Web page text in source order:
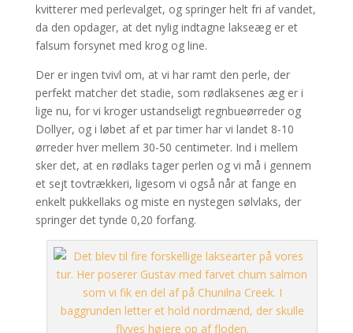
kvitterer med perlevalget, og springer helt fri af vandet,
da den opdager, at det nylig indtagne lakseæg er et
falsum forsynet med krog og line.
Der er ingen tvivl om, at vi har ramt den perle, der
perfekt matcher det stadie, som rødlaksenes æg er i
lige nu, for vi kroger ustandseligt regnbueørreder og
Dollyer, og i løbet af et par timer har vi landet 8-10
ørreder hver mellem 30-50 centimeter. Ind i mellem
sker det, at en rødlaks tager perlen og vi må i gennem
et sejt tovtrækkeri, ligesom vi også når at fange en
enkelt pukkellaks og miste en nystegen sølvlaks, der
springer det tynde 0,20 forfang.